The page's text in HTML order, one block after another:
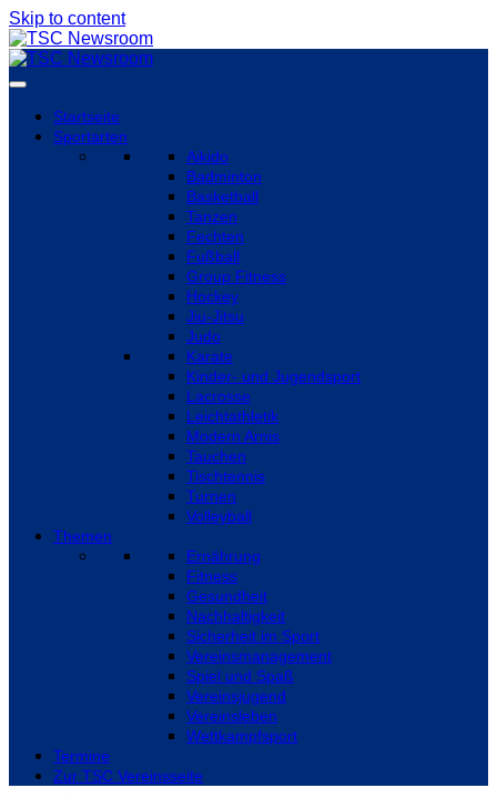
Skip to content
Startseite
Sportarten
Aikido
Badminton
Basketball
Tanzen
Fechten
Fußball
Group Fitness
Hockey
Jiu-Jitsu
Judo
Karate
Kinder- und Jugendsport
Lacrosse
Leichtathletik
Modern Arnis
Tauchen
Tischtennis
Turnen
Volleyball
Themen
Ernährung
Fitness
Gesundheit
Nachhaltigkeit
Sicherheit im Sport
Vereinsmanagement
Spiel und Spaß
Vereinsjugend
Vereinsleben
Wettkampfsport
Termine
Zur TSC Vereinsseite